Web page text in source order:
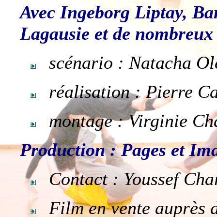
Avec Ingeborg Liptay,
Lagausie et de
scénario : Natacha
réalisation : Pierre
montage : Virginie
Production : Pages et
Contact : Youssef
Film en vente auprès